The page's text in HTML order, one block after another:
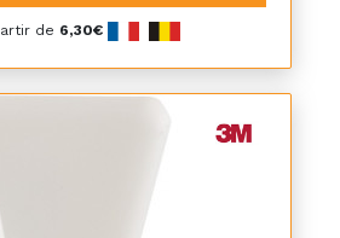
de 6,30€